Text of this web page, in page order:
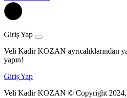
Giriş Yap
Veli Kadir KOZAN ayrıcalıklarından
yapın!
Giriş Yap
Veli Kadir KOZAN © Copyright 2024,